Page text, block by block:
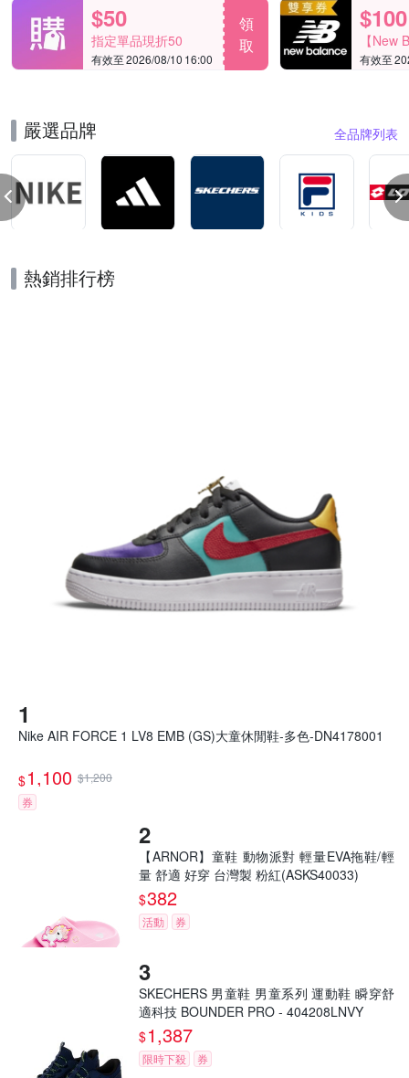
$50
指定單品現折50
有效至 2026/08/10 16:00
領
取
$100
【New
券】單
有效至
嚴選品牌 全品牌列表
熱銷排行榜
Nike AIR FORCE 1 LV8 EMB (GS)大童休閒鞋-多色-DN4178001
$1,100 $1,200
券
【ARNOR】童鞋 動物派對 輕量EVA拖鞋/輕
量 舒適 好穿 台灣製 粉紅(ASKS40033)
$382
活動 券
SKECHERS 男童鞋 男童系列 運動鞋 瞬穿舒
適科技 BOUNDER PRO - 404208LNVY
$1,387
限時下殺 券